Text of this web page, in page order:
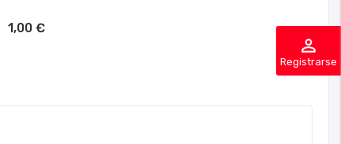
perm_identity
Registrarse
1,00 €